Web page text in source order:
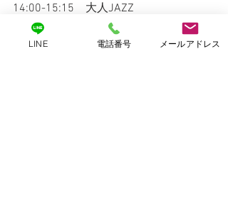
14:00-15:15　大人JAZZ
16:10-17:40　LOCK中級
18:30-20:20　強化HIPHOP
LINE 電話番号 メールアドレス